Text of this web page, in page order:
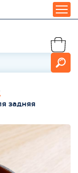
задняя